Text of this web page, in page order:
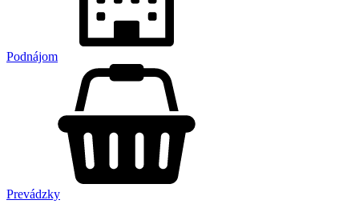
Podnájom
Prevádzky